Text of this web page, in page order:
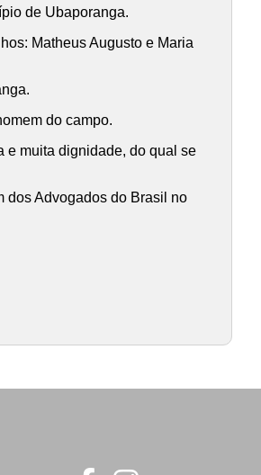
de Ubaporanga.
Matheus Augusto e Maria
do campo.
e muita dignidade, do qual se
dos Advogados do Brasil no